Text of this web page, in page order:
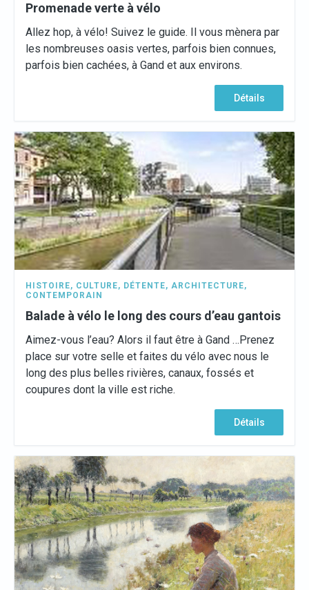
Promenade verte à vélo
Allez hop, à vélo! Suivez le guide. Il vous mènera par
les nombreuses oasis vertes, parfois bien connues,
parfois bien cachées, à Gand et aux environs.
Détails
HISTOIRE, CULTURE, DÉTENTE, ARCHITECTURE,
CONTEMPORAIN
Balade à vélo le long des cours d’eau gantois
Aimez-vous l’eau? Alors il faut être à Gand …Prenez
place sur votre selle et faites du vélo avec nous le
long des plus belles rivières, canaux, fossés et
coupures dont la ville est riche.
Détails